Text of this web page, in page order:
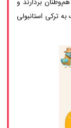
بردارند و
ترکی استانبولی